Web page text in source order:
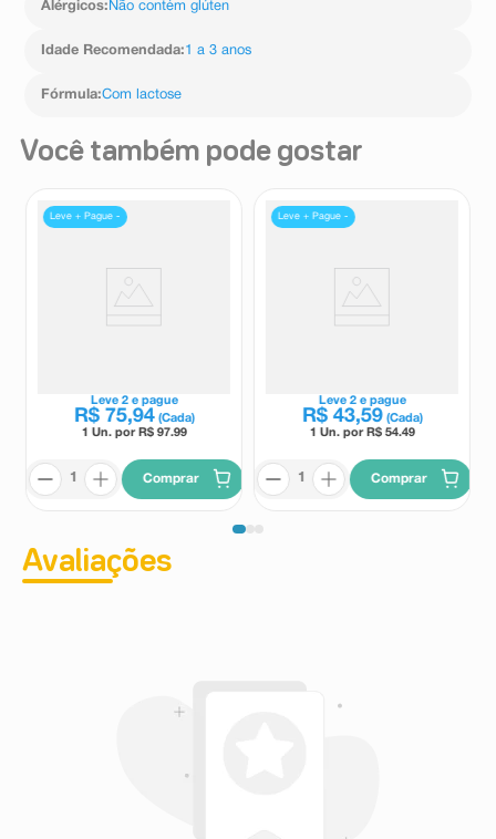
proteínas
Alérgicos: Não contém glúten
Idade Recomendada:1 a 3 anos
Fórmula:Com lactose
Você também pode gostar
Leve + Pague -
Leve 2e pague
R$ 75,94 (Cada)
1 Un. por R$ 97.99
Comprar
Leve + Pague -
Leve 2e pague
R$ 43,59 (Cada)
1 Un. por R$ 54.49
Comprar
Avaliações